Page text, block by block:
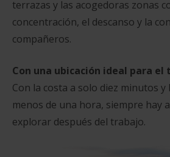
terrazas y las acogedoras zonas
concentración, el descanso y la
compañeros.
Con una ubicación ideal para
Con la costa a solo diez minutos y
menos de una hora, siempre hay
explorar después del trabajo.